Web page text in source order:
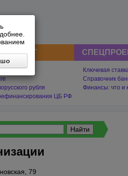
СНГ
рубля
ЦБ РФ
Ключевая
Справочник
Финансы: что и
79